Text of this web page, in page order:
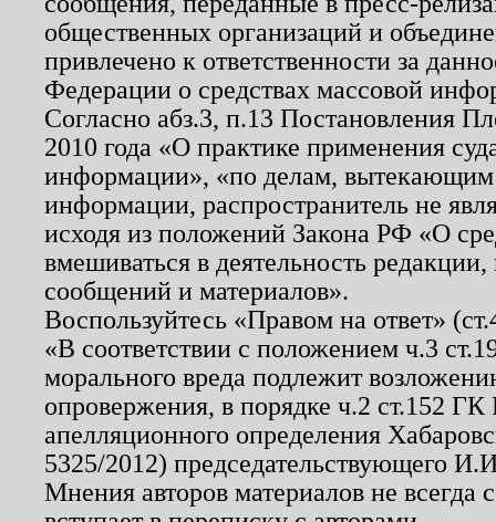
общественных организаций и
привлечено к ответственности за
Федерации о средствах массовой
Согласно абз.3, п.13 Постановления
2010 года «О практике применения
информации», «по делам, вытекающим
информации, распространитель не
исходя из положений Закона РФ «О
вмешиваться в деятельность
сообщений и материалов».
Воспользуйтесь «Правом на ответ»
«В соответствии с положением ч.3
морального вреда подлежит
опровержения, в порядке ч.2 ст.152
апелляционного определения
5325/2012) председательствующего
Мнения авторов материалов не